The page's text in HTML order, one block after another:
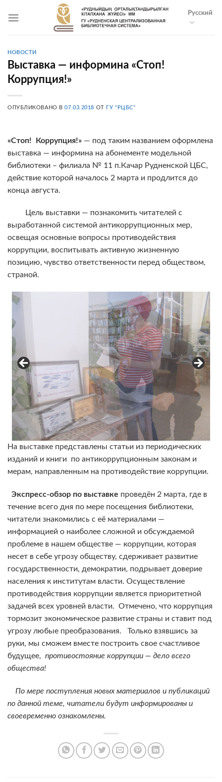
Русский
НОВОСТИ
Выставка — информина «Стоп!
Коррупция!»
ОПУБЛИКОВАНО В07.03.2018 ОТ ГУ "РЦБС"
«Стоп! Коррупция!» — под таким названием оформлена
выставка — информина на абонементе модельной
библиотеки – филиала № 11 п.Качар Рудненской ЦБС,
действие которой началось 2 марта и продлится до
конца августа.
Цель выставки — познакомить читателей с
выработанной системой антикоррупционных мер,
освещая основные вопросы противодействия
коррупции, воспитывать активную жизненную
позицию, чувство ответственности перед обществом,
страной.
На выставке представлены статьи из периодических
изданий и книги по антикоррупционным законам и
мерам, направленным на противодействие коррупции.
Экспресс-обзор по выставке проведён 2 марта, где в
течение всего дня по мере посещения библиотеки,
читатели знакомились с её материалами —
информацией о наиболее сложной и обсуждаемой
проблеме в нашем обществе — коррупции, которая
несет в себе угрозу обществу, сдерживает развитие
государственности, демократии, подрывает доверие
населения к институтам власти. Осуществление
противодействия коррупции является приоритетной
задачей всех уровней власти. Отмечено, что коррупция
тормозит экономическое развитие страны и ставит под
угрозу любые преобразования. Только взявшись за
руки, мы сможем вместе построить свое счастливое
будущее, противостояние коррупции — дело всего
общества!
По мере поступления новых материалов и публикаций
по данной теме, читатели будут информированы и
своевременно ознакомлены.